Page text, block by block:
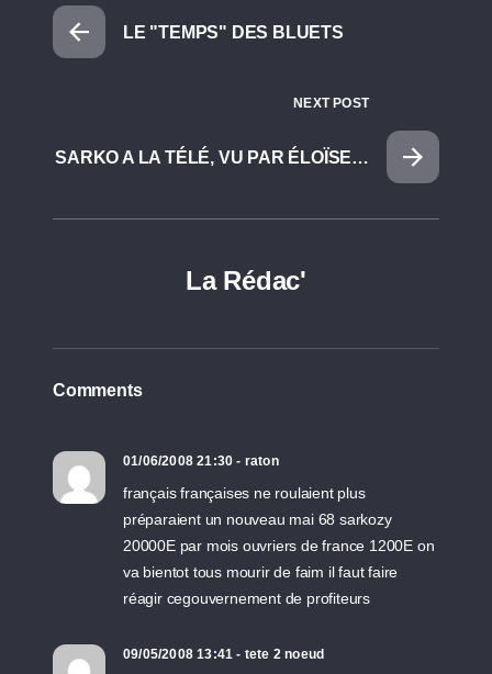
LE "TEMPS" DES BLUETS
NEXT POST
SARKO A LA TÉLÉ, VU PAR ÉLOÏSE…
La Rédac'
Comments
01/06/2008 21:30 - raton
français françaises ne roulaient plus
préparaient un nouveau mai 68 sarkozy
20000E par mois ouvriers de france 1200E on
va bientot tous mourir de faim il faut faire
réagir cegouvernement de profiteurs
09/05/2008 13:41 - tete 2 noeud